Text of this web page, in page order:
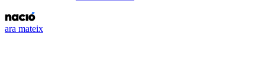
ara mateix